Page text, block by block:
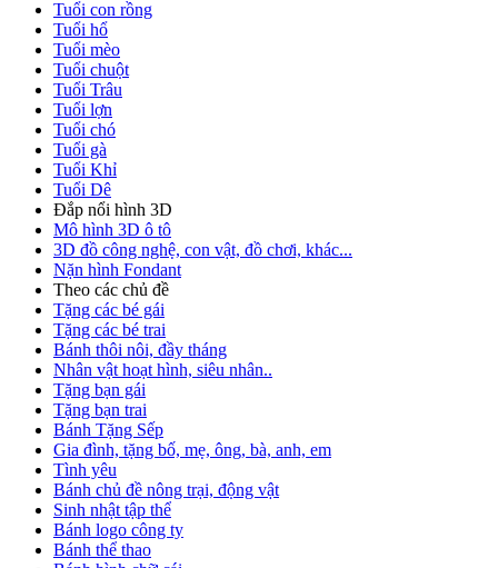
Tuổi con rồng
Tuổi hổ
Tuổi mèo
Tuổi chuột
Tuổi Trâu
Tuổi lợn
Tuổi chó
Tuổi gà
Tuổi Khỉ
Tuổi Dê
Đắp nổi hình 3D
Mô hình 3D ô tô
3D đồ công nghệ, con vật, đồ chơi, khác...
Nặn hình Fondant
Theo các chủ đề
Tặng các bé gái
Tặng các bé trai
Bánh thôi nôi, đầy tháng
Nhân vật hoạt hình, siêu nhân..
Tặng bạn gái
Tặng bạn trai
Bánh Tặng Sếp
Gia đình, tặng bố, mẹ, ông, bà, anh, em
Tình yêu
Bánh chủ đề nông trại, động vật
Sinh nhật tập thể
Bánh logo công ty
Bánh thể thao